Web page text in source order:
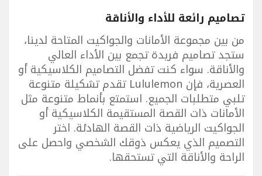
تصاميم رائعة للأداء والأناقة
من بين مجموعة الأمانات والجواكيت المتاحة لدينا،
ستجد تصاميم فريدة تجمع بين الأداء العالي
والأناقة. سواء كنت تفضل التصاميم الكلاسيكية أو
العصرية، فإن Lululemon تقدم تشكيلة متنوعة
تلبي متطلبات الجميع. استمتع بأنماط متنوعة مثل
الأمانات ذات القصة المستقيمة الكلاسيكية أو
الجواكيت الرياضية ذات القصة الهادئة. اختر
التصميم الذي يعكس ذوقك الشخصي واحصل على
الراحة والأناقة التي تستحقها.